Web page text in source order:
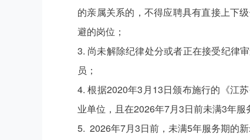
的亲属关系的，不得应聘具有直接上下
避的岗位；
3. 尚未解除纪律处分或者正在接受纪律
员；
4. 根据2020年3月13日颁布施行的《江
业单位，且在2026年7月3日前未满3年服
5. 2026年7月3日前，未满5年服务期的新